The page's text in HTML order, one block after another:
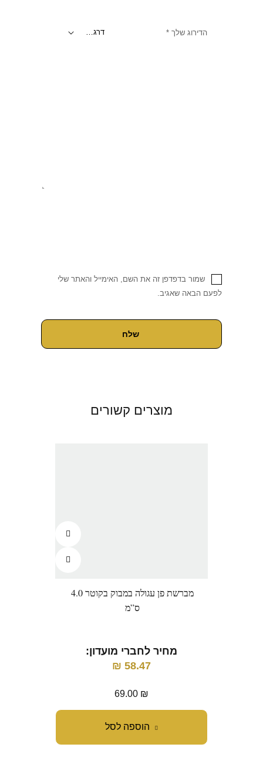
הדירוג שלך *
שמור בדפדפן זה את השם, האימייל והאתר שלי
לפעם הבאה שאגיב.
מוצרים קשורים
הוספה לסל
מברשת פן עגולה במבוק בקוטר 4.0
ס”מ
מחיר לחברי מועדון:
58.47
₪
69.00 ₪